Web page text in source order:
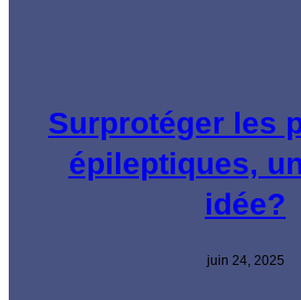
Surprotéger les
épileptiques,
idée?
juin 24, 2025